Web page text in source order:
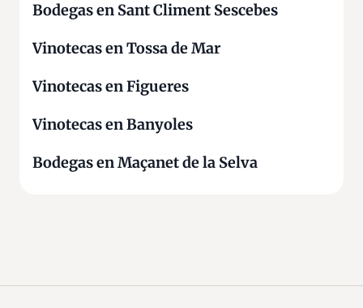
Bodegas en Sant Climent Sescebes
Vinotecas en Tossa de Mar
Vinotecas en Figueres
Vinotecas en Banyoles
Bodegas en Maçanet de la Selva